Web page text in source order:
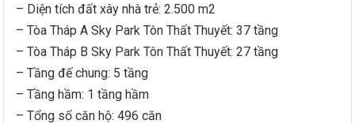
– Diện tích đất xây nhà trẻ: 2.500 m2
– Tòa Tháp A Sky Park Tôn Thất Thuyết: 37 tầng
– Tòa Tháp B Sky Park Tôn Thất Thuyết: 27 tầng
– Tầng đế chung: 5 tầng
– Tầng hầm: 1 tầng hầm
– Tổng số căn hộ: 496 căn